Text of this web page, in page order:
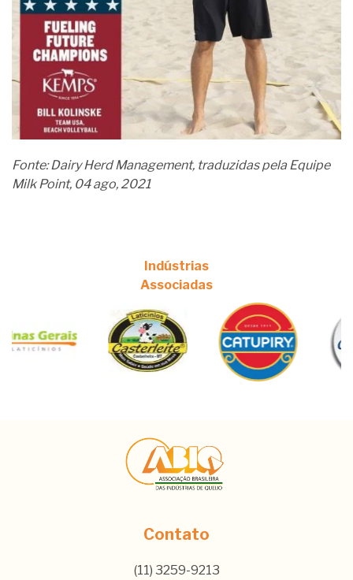
Fonte: Dairy Herd Management, traduzidas pela Equipe
Milk Point, 04 ago, 2021
Indústrias
Associadas
Contato
(11) 3259-9213